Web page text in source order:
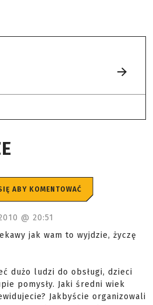
ABY KOMENTOWAĆ
@ 20:51
jak wam to wyjdzie, życzę
dużo ludzi do obsługi, dzieci
pomysły. Jaki średni wiek
Jakbyście organizowali